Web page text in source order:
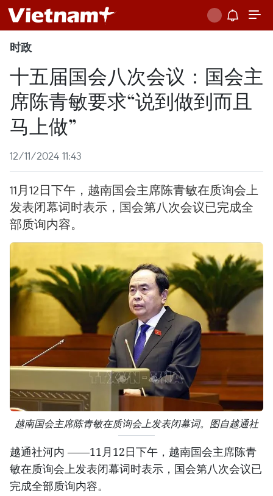
时政
十五届国会八次会议：国会主
席陈青敏要求“说到做到而且
马上做”
12/11/2024 11:43
11月12日下午，越南国会主席陈青敏在质询会上
发表闭幕词时表示，国会第八次会议已完成全
部质询内容。
越南国会主席陈青敏在质询会上发表闭幕词。图自越通社
越通社河内 ——11月12日下午，越南国会主席陈青
敏在质询会上发表闭幕词时表示，国会第八次会议已
完成全部质询内容。